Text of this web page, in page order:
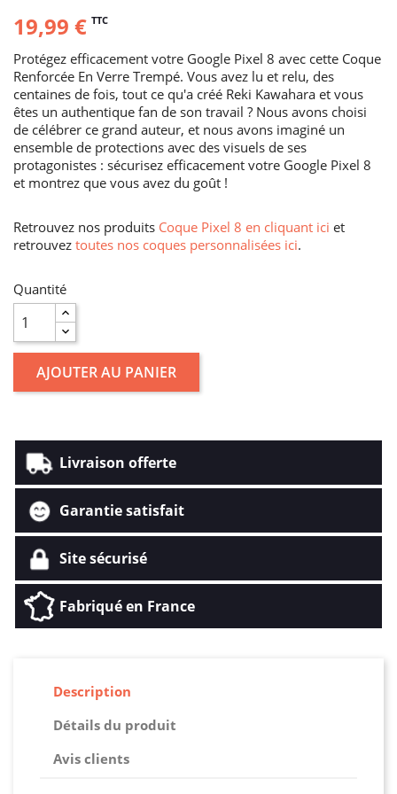
19,99 € TTC
Protégez efficacement votre Google Pixel 8 avec cette Coque
Renforcée En Verre Trempé. Vous avez lu et relu, des
centaines de fois, tout ce qu'a créé Reki Kawahara et vous
êtes un authentique fan de son travail ? Nous avons choisi
de célébrer ce grand auteur, et nous avons imaginé un
ensemble de protections avec des visuels de ses
protagonistes : sécurisez efficacement votre Google Pixel 8
et montrez que vous avez du goût !
Retrouvez nos produits Coque Pixel 8 en cliquant ici et
retrouvez toutes nos coques personnalisées ici.
Quantité
AJOUTER AU PANIER
Livraison offerte
Garantie satisfait
Site sécurisé
Fabriqué en France
Description
Détails du produit
Avis clients